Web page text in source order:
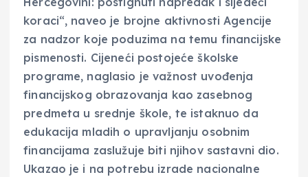
koraci“, naveo je brojne aktivnosti Agencije
za nadzor koje poduzima na temu financijske
pismenosti. Cijeneći postojeće školske
programe, naglasio je važnost uvođenja
financijskog obrazovanja kao zasebnog
predmeta u srednje škole, te istaknuo da
edukacija mladih o upravljanju osobnim
financijama zaslužuje biti njihov sastavni dio.
Ukazao je i na potrebu izrade nacionalne